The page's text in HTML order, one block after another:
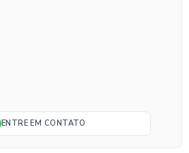
ENTRE EM CONTATO